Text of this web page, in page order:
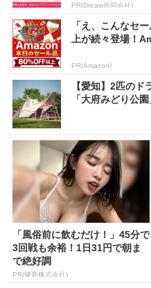
PR(Dreaw合同会社)
「え、こんなセ
上が続々登場！
PR(Amazon)
【愛知】2匹の
「大府みどり公園
「風俗前に飲むだけ！」45分で
3回戦も余裕！1日31円で朝ま
で絶好調
PR(健商株式会社)